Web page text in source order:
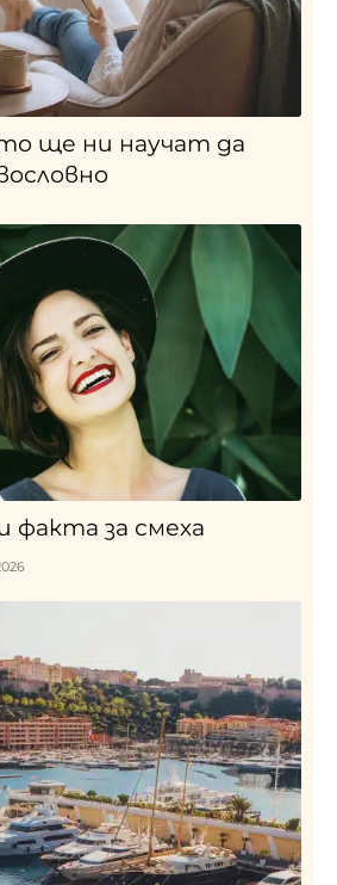
ще ни научат да
факта за смеха